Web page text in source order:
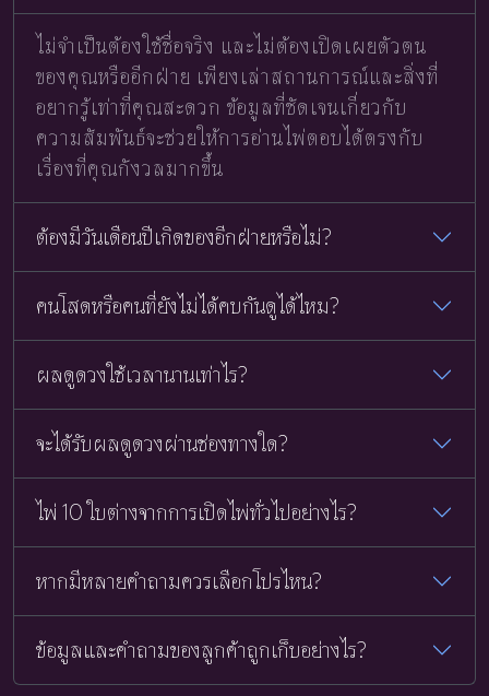
ไม่จำเป็นต้องใช้ชื่อจริง และไม่ต้องเปิดเผยตัวตน
ของคุณหรืออีกฝ่าย เพียงเล่าสถานการณ์และสิ่งที่
อยากรู้เท่าที่คุณสะดวก ข้อมูลที่ชัดเจนเกี่ยวกับ
ความสัมพันธ์จะช่วยให้การอ่านไพ่ตอบได้ตรงกับ
เรื่องที่คุณกังวลมากขึ้น
ต้องมีวันเดือนปีเกิดของอีกฝ่ายหรือไม่?
คนโสดหรือคนที่ยังไม่ได้คบกันดูได้ไหม?
ผลดูดวงใช้เวลานานเท่าไร?
จะได้รับผลดูดวงผ่านช่องทางใด?
ไพ่ 10 ใบต่างจากการเปิดไพ่ทั่วไปอย่างไร?
หากมีหลายคำถามควรเลือกโปรไหน?
ข้อมูลและคำถามของลูกค้าถูกเก็บอย่างไร?